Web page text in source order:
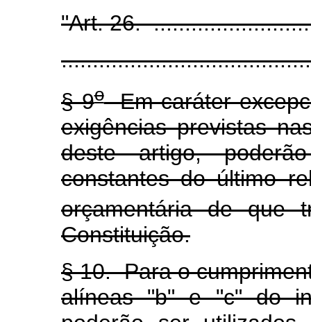
"Art. 26.
§ 9oEm caráter
exigências previstas
deste artigo,
constantes do último
orçamentária de que
Constituição.
§ 10. Para o
alíneas "b" e "c" do